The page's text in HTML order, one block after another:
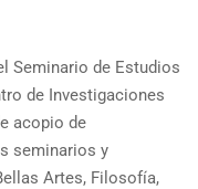
Seminario de Estudios
de Investigaciones
acopio de
seminarios y
Artes, Filosofía,